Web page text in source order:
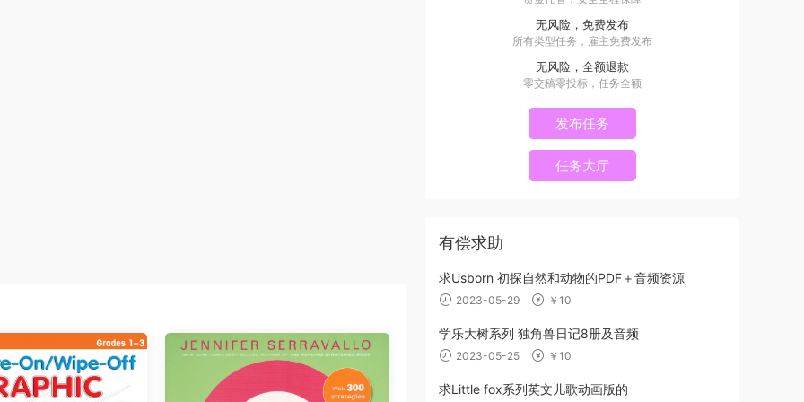
无风险，免费发布
所有类型任务，雇主免费发布
无风险，全额退款
零交稿零投标，任务全额
发布任务
任务大厅
有偿求助
求Usborn 初探自然和动物的PDF＋音频资源
2023-05-29 ￥10
学乐大树系列 独角兽日记8册及音频
2023-05-25 ￥10
求Little fox系列英文儿歌动画版的